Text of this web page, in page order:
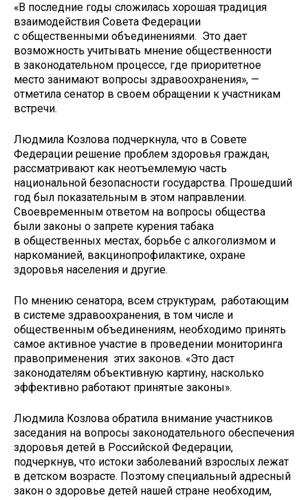
«В последние годы сложилась хорошая традиция
взаимодействия Совета Федерации
с общественными объединениями. Это дает
возможность учитывать мнение общественности
в законодательном процессе, где приоритетное
место занимают вопросы здравоохранения», —
отметила сенатор в своем обращении к участникам
встречи.
Людмила Козлова подчеркнула, что в Совете
Федерации решение проблем здоровья граждан,
рассматривают как неотъемлемую часть
национальной безопасности государства. Прошедший
год был показательным в этом направлении.
Своевременным ответом на вопросы общества
были законы о запрете курения табака
в общественных местах, борьбе с алкоголизмом и
наркоманией, вакцинопрофилактике, охране
здоровья населения и другие.
По мнению сенатора, всем структурам, работающим
в системе здравоохранения, в том числе и
общественным объединениям, необходимо принять
самое активное участие в проведении мониторинга
правоприменения этих законов. «Это даст
законодателям объективную картину, насколько
эффективно работают принятые законы».
Людмила Козлова обратила внимание участников
заседания на вопросы законодательного обеспечения
здоровья детей в Российской Федерации,
подчеркнув, что истоки заболеваний взрослых лежат
в детском возрасте. Поэтому специальный адресный
закон о здоровье детей нашей стране необходим,